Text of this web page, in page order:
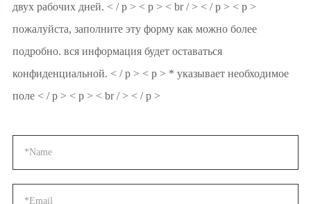
двух рабочих дней. < / p > < p > < br / > < / p > < p >
пожалуйста, заполните эту форму как можно более
подробно. вся информация будет оставаться
конфиденциальной. < / p > < p > * указывает необходимое
поле < / p > < p > < br / > < / p >